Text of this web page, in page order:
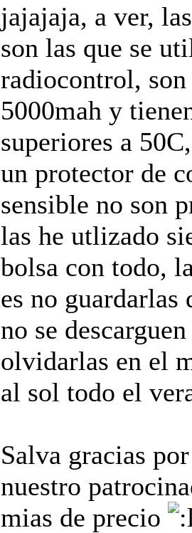
jajajaja, a ver,
son las que se
radiocontrol, son
5000mah y
superiores a
un protector de
sensible no son
las he utlizado
bolsa con todo,
es no guardarlas
no se
olvidarlas en el
al sol todo el
Salva gracias
nuestro
mias de precio